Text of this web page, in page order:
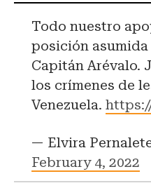
Todo nuestro
posición
Capitán Arévalo.
los crímenes de
Venezuela.
— Elvira
February 4, 2022